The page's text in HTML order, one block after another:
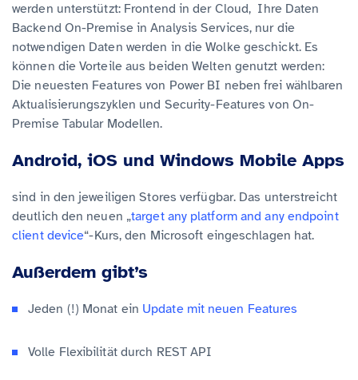
werden unterstützt: Frontend in der Cloud, Ihre Daten
Backend On-Premise in Analysis Services, nur die
notwendigen Daten werden in die Wolke geschickt. Es
können die Vorteile aus beiden Welten genutzt werden:
Die neuesten Features von Power BI neben frei wählbaren
Aktualisierungszyklen und Security-Features von On-
Premise Tabular Modellen.
Android, iOS und Windows Mobile Apps
sind in den jeweiligen Stores verfügbar. Das unterstreicht
deutlich den neuen „target any platform and any endpoint
client device“-Kurs, den Microsoft eingeschlagen hat.
Außerdem gibt’s
Jeden (!) Monat ein Update mit neuen Features
Volle Flexibilität durch REST API